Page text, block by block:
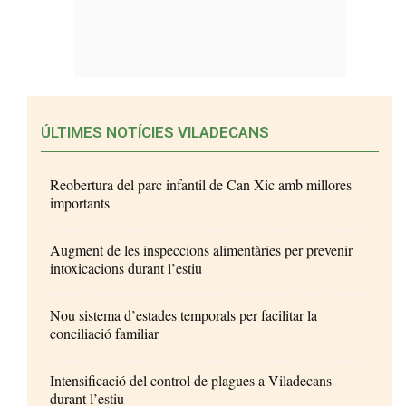
ÚLTIMES NOTÍCIES VILADECANS
Reobertura del parc infantil de Can Xic amb millores
importants
Augment de les inspeccions alimentàries per prevenir
intoxicacions durant l’estiu
Nou sistema d’estades temporals per facilitar la
conciliació familiar
Intensificació del control de plagues a Viladecans
durant l’estiu